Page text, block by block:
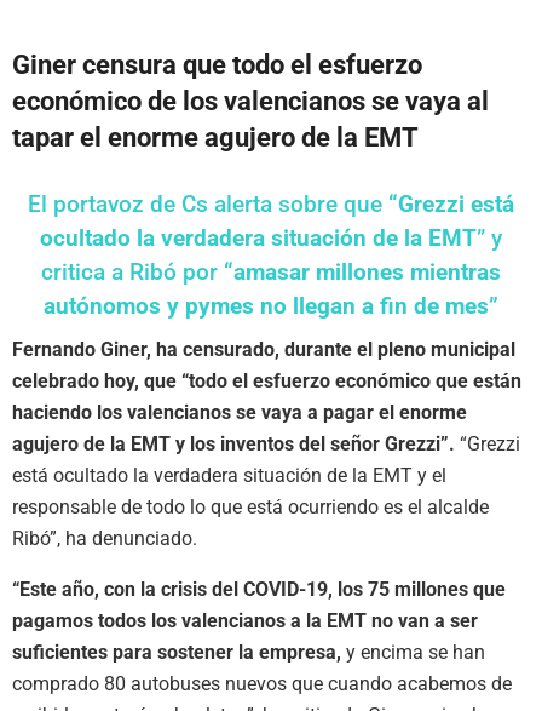
Giner censura que todo el esfuerzo
económico de los valencianos se vaya al
tapar el enorme agujero de la EMT
El portavoz de Cs alerta sobre que “Grezzi está
ocultado la verdadera situación de la EMT” y
critica a Ribó por “amasar millones mientras
autónomos y pymes no llegan a fin de mes”
Fernando Giner, ha censurado, durante el pleno municipal
celebrado hoy, que “todo el esfuerzo económico que están
haciendo los valencianos se vaya a pagar el enorme
agujero de la EMT y los inventos del señor Grezzi”. “Grezzi
está ocultado la verdadera situación de la EMT y el
responsable de todo lo que está ocurriendo es el alcalde
Ribó”, ha denunciado.
“Este año, con la crisis del COVID-19, los 75 millones que
pagamos todos los valencianos a la EMT no van a ser
suficientes para sostener la empresa, y encima se han
comprado 80 autobuses nuevos que cuando acabemos de